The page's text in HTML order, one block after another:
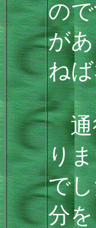
の
が
ね
通
り
で
分